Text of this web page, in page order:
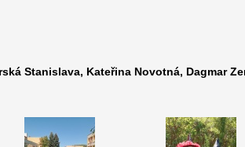
Stanislava Kateřina Novotná Dagmar